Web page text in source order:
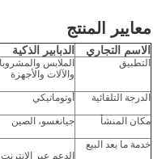
معايير المنتج
الاسم التجاري الدبابير الذكية
التطبيق
الملابس
والآلات والأجهزة
الدرجة التلقائية أوتوماتيكي
مكان المنشأ جيانغسو، الصين
خدمة ما بعد البيع
الدعم عبر